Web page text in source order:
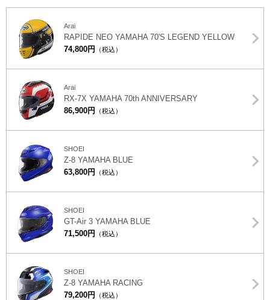
Arai
RAPIDE NEO YAMAHA 70'S LEGEND YELLOW
74,800円
（税込）
Arai
RX-7X YAMAHA 70th ANNIVERSARY
86,900円
（税込）
SHOEI
Z-8 YAMAHA BLUE
63,800円
（税込）
SHOEI
GT-Air 3 YAMAHA BLUE
71,500円
（税込）
SHOEI
Z-8 YAMAHA RACING
79,200円
（税込）